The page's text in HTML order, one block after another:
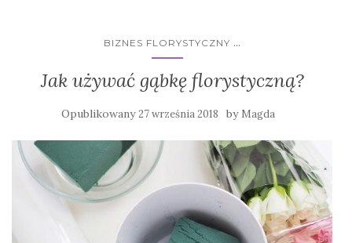
BIZNES FLORYSTYCZNY ...
Jak używać gąbkę florystyczną?
Opublikowany27 września 2018 by Magda